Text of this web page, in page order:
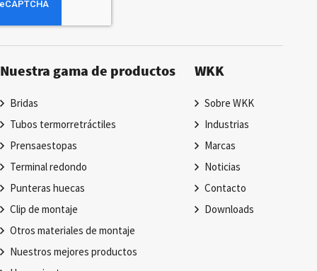
Nuestra gama de productos
Bridas
Tubos termorretráctiles
Prensaestopas
Terminal redondo
Punteras huecas
Clip de montaje
Otros materiales de montaje
Nuestros mejores productos
WKK
Sobre WKK
Industrias
Marcas
Noticias
Contacto
Downloads